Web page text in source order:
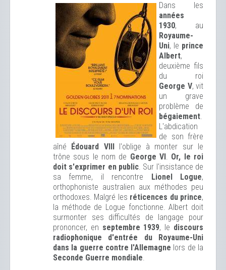
Dans les
années
1930, au
Royaume-
Uni, le prince
Albert,
deuxième fils
du roi
George V, vit
un grave
problème de
bégaiement.
L'abdication
de son frère
aîné Édouard VIIIl'oblige à monter sur le
trône sous le nom de George VI. Or, le roi
doit s'exprimer en public. Sur l'insistance de
sa femme, il rencontre Lionel Logue,
orthophoniste australien aux méthodes peu
orthodoxes. Malgré les réticences du prince,
la méthode de Logue fonctionne. Albert doit
surmonter ses difficultés de langage pour
prononcer, en septembre 1939, le discours
radiophonique d'entrée du Royaume-Uni
dans la guerre contre l'Allemagne lors de la
Seconde Guerre mondiale.